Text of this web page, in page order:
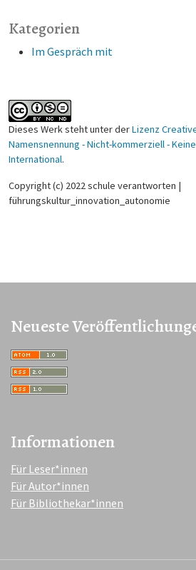
Kategorien
Im Gespräch mit
Dieses Werk steht unter derLizenz
Namensnennung - Nicht-kommerziell -
International.
Copyright (c) 2022 schule verantworten |
führungskultur_innovation_autonomie
Neueste
Informationen
Für Leser*innen
Für Autor*innen
Für Bibliothekar*innen